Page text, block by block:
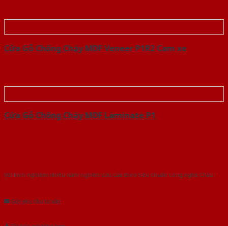
Cửa Gỗ Chống Cháy MDF Veneer P1R2 Cam xe
Cửa Gỗ Chống Cháy MDF Laminate P1
Với kinh nghiệm nhiêu năm nghiên cứu cửa theo tiêu chuẩn công nghệ Châu
Gửi yêu cầu tư vấn